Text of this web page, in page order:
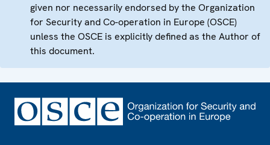
given nor necessarily endorsed by the Organization
for Security and Co-operation in Europe (OSCE)
unless the OSCE is explicitly defined as the Author of
this document.